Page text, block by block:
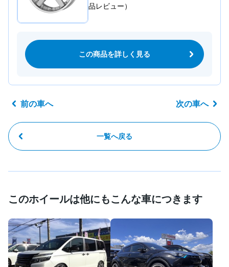
品レビュー）
この商品を詳しく見る
前の車へ
一覧へ戻る
次の車へ
このホイールは他にもこんな車につきます